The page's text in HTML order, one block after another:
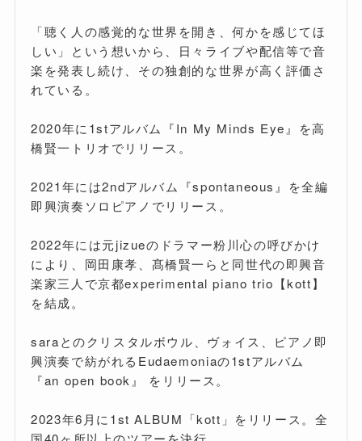
「聴く人の感覚的な世界を開き、何かを感じてほ
しい」という想いから、日々ライブや配信等で音
楽を発表し続け、その独創的な世界が高く評価さ
れている。
2020年に1stアルバム『In My Minds Eye』を高
橋賢一トリオでリリース。
2021年には2ndアルバム『spontaneous』を全編
即興演奏ソロピアノでリリース。
2022年には元jizueのドラマー粉川心の呼びかけ
により、岡田康孝、髙橋賢一らと同世代の即興音
楽家三人で京都experimental piano trio【kott】
を結成。
saraとのクリスタルボウル、ヴォイス、ピアノ即
興演奏で紡がれるEudaemoniaの1stアルバム
『an open book』 をリリース。
2023年6月に1st ALBUM「kott」をリリース。全